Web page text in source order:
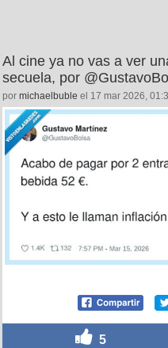
Al cine ya no vas a ver
secuela, por
por michaelbuble el 17 mar 2026,
5